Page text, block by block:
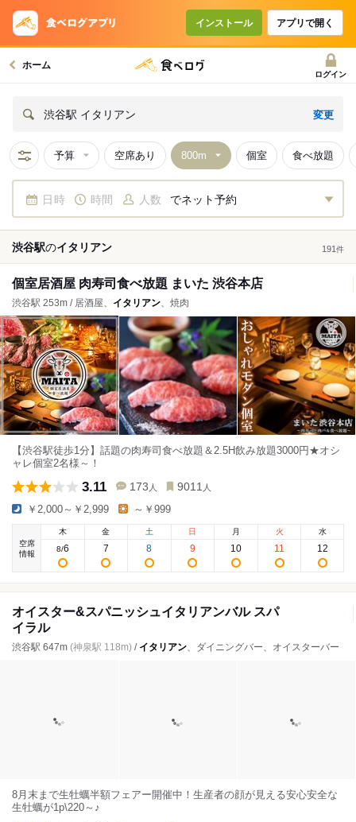
インストール アプリで開く
ホーム
ログイン
渋谷駅 イタリアン 変更
予算 空席あり 個室 食べ放題
日時 時間 人数 でネット予約
渋谷駅のイタリアン 191 件
個室居酒屋 肉寿司食べ放題 まいた 渋谷本店
渋谷駅 253m / 居酒屋、 イタリアン、焼肉
【渋谷駅徒歩1分】話題の肉寿司食べ放題＆2.5H飲み放題3000円★オシ
ャレ個室2名様～！
3.11 173 人 9011 人
￥2,000～￥2,999 ～￥999
空席
情報
木
8/6
金
7
土
8
日
9
月
10
火
11
水
12
オイスター&スパニッシュイタリアンバル スパ
イラル
渋谷駅 647m (神泉駅 118m) / イタリアン、ダイニングバー、オイスターバー
8月末まで生牡蠣半額フェアー開催中！生産者の顔が見える安心安全な
生牡蠣が1p\220～♪